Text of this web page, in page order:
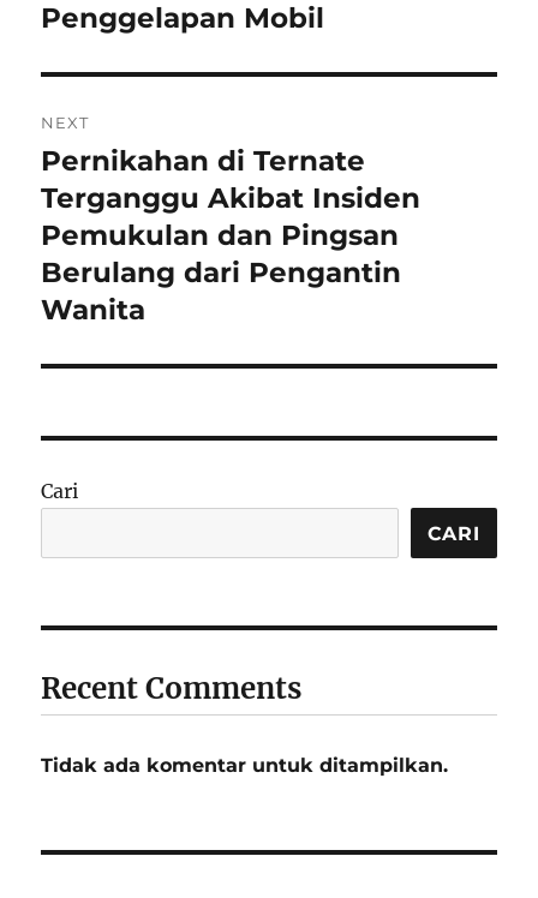
Penggelapan Mobil
NEXT
Next
post:
Pernikahan di Ternate
Terganggu Akibat Insiden
Pemukulan dan Pingsan
Berulang dari Pengantin
Wanita
Cari
CARI
Recent Comments
Tidak ada komentar untuk ditampilkan.